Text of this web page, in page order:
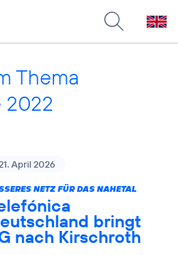
Thema
2022
April 2026
NETZ FÜR DAS NAHETAL
bringt
nach Kirschroth